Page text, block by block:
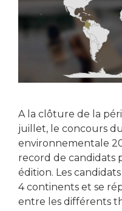
A la clôture de la
juillet, le concours
environnementale
record de candidats
édition. Les
4 continents et se
entre les différents